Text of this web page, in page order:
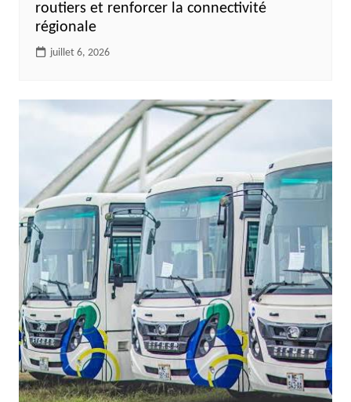
routiers et renforcer la connectivité
régionale
juillet 6, 2026